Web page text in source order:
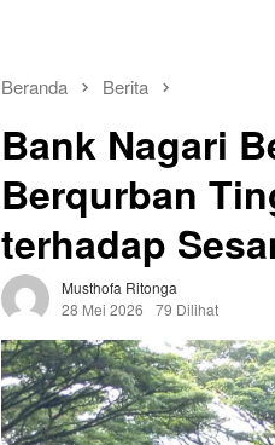
Beranda Berita
Bank Nagari
Berqurban
terhadap
Musthofa Ritonga
28 Mei 2026
79 Dilihat